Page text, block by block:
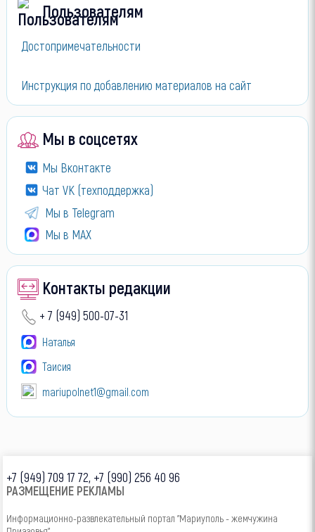
Пользователям
Достопримечательности
Инструкция по добавлению материалов на сайт
Мы в соцсетях
Мы Вконтакте
Чат VK (техподдержка)
Мы в Telegram
Мы в МАХ
Контакты редакции
+ 7 (949) 500-07-31
Наталья
Таисия
mariupolnet1@gmail.com
+7 (949) 709 17 72, +7 (990) 256 40 96
РАЗМЕЩЕНИЕ РЕКЛАМЫ
Информационно-развлекательный портал "Мариуполь - жемчужина